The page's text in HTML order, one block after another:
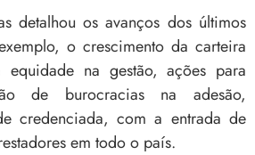
detalhou os avanços dos últimos
o crescimento da carteira
na gestão, ações para
de burocracias na adesão,
credenciada, com a entrada de
em todo o país.